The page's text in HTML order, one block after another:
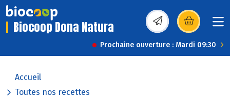
Biocoop Dona Natura (s’ouvre dans une
Prochaine ouverture : Mardi 09:30
Accueil
Toutes nos recettes